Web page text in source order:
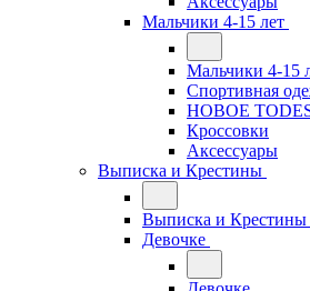
Мальчики 4-15 лет
Мальчики 4-15
Спортивная
НОВОЕ TODES
Кроссовки
Аксессуары
Выписка и Крестины
Выписка и Крестины
Девочке